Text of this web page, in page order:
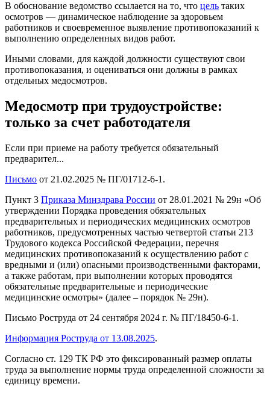
В обоснование ведомство ссылается на то, что цель таких
осмотров — динамическое наблюдение за здоровьем
работников и своевременное выявление противопоказаний к
выполнению определенных видов работ.
Иными словами, для каждой должности существуют свои
противопоказания, и оцениваться они должны в рамках
отдельных медосмотров.
Медосмотр при трудоустройстве:
только за счет работодателя
Если при приеме на работу требуется обязательный
предварител...
Письмо от 21.02.2025 № ПГ/01712-6-1.
Пункт 3 Приказа Минздрава России от 28.01.2021 № 29н «Об
утверждении Порядка проведения обязательных
предварительных и периодических медицинских осмотров
работников, предусмотренных частью четвертой статьи 213
Трудового кодекса Российской Федерации, перечня
медицинских противопоказаний к осуществлению работ с
вредными и (или) опасными производственными факторами,
а также работам, при выполнении которых проводятся
обязательные предварительные и периодические
медицинские осмотры» (далее – порядок № 29н).
Письмо Роструда от 24 сентября 2024 г. № ПГ/18450-6-1.
Информация Роструда от 13.08.2025.
Согласно ст. 129 ТК РФ это фиксированный размер оплаты
труда за выполнение нормы труда определенной сложности за
единицу времени.